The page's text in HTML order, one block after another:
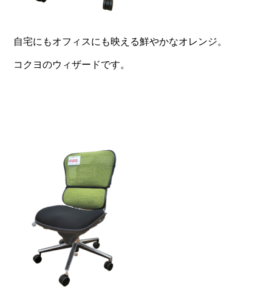
自宅にもオフィスにも映える鮮やかなオレンジ。
コクヨのウィザードです。